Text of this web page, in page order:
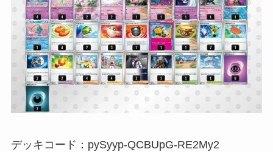
デッキコード：pySyyp-QCBUpG-RE2My2